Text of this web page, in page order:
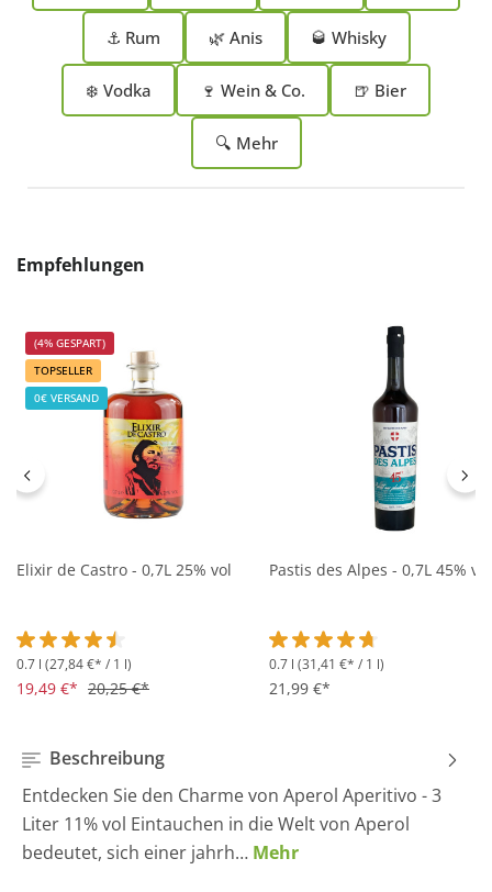
⚓ Rum 🌿 Anis 🥃 Whisky
❄️ Vodka 🍷 Wein & Co. 🍺 Bier
🔍 Mehr
Produktgalerie überspringen
Empfehlungen
(4% GESPART)
TOPSELLER
0€ VERSAND
Elixir de Castro - 0,7L 25% vol
Durchschnittliche Bewertung von 4.5 von 5 Sternen
0.7 l (27,84 €* / 1 l)
19,49 €* 20,25 €*
Pastis des Alpes - 0,7L 45% vol
Durchschnittliche
0.7 l (31,41 €* / 1 l)
21,99 €*
Beschreibung
Entdecken Sie den Charme von Aperol Aperitivo - 3
Liter 11% vol Eintauchen in die Welt von Aperol
bedeutet, sich einer jahrh… Mehr